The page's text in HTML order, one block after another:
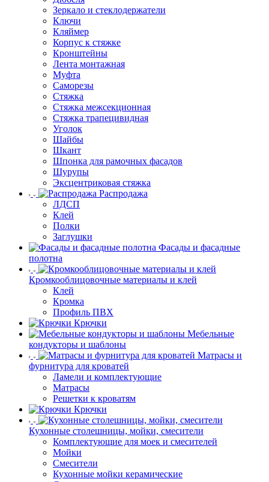
Зеркало и стеклодержатели
Ключи
Кляймер
Корпус к стяжке
Кронштейны
Лента монтажная
Муфта
Саморезы
Стяжка
Стяжка межсекционная
Стяжка трапецивидная
Уголок
Шайбы
Шкант
Шпонка для рамочных фасадов
Шурупы
Эксцентриковая стяжка
Распродажа
ЛДСП
Клей
Полки
Заглушки
Фасады и фасадные
полотна
Кромкооблицовочные материалы и клей
Клей
Кромка
Профиль ПВХ
Крючки
Мебельные
кондукторы и шаблоны
Матрасы и
фурнитура для кроватей
Ламели и комплектующие
Матрасы
Решетки к кроватям
Крючки
Кухонные столешницы, мойки, смесители
Комплектующие для моек и смесителей
Мойки
Смесители
Кухонные мойки керамические